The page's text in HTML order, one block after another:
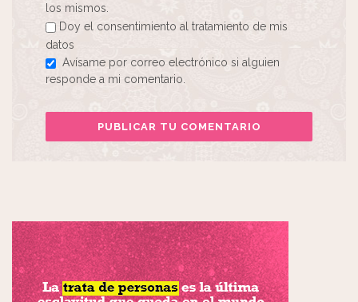
los mismos.
Doy el consentimiento al tratamiento de mis
datos
Avísame por correo electrónico si alguien
responde a mi comentario.